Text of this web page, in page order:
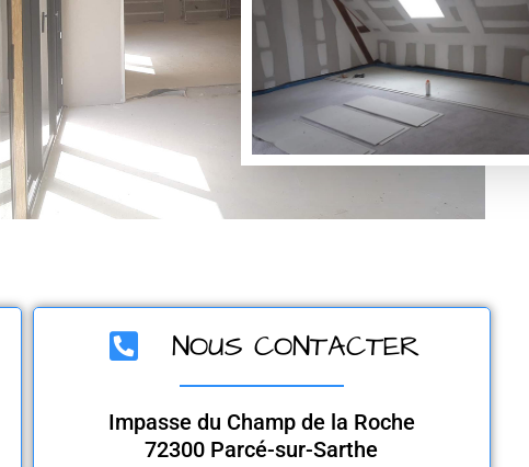
NOUS CONTACTER
Impasse du Champ de la Roche
72300 Parcé-sur-Sarthe